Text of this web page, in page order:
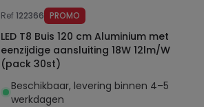
Ref122366 PROMO
LED T8 Buis 120 cm Aluminium met
eenzijdige aansluiting 18W 12lm/W
(pack 30st)
Beschikbaar, levering binnen 4–5
werkdagen